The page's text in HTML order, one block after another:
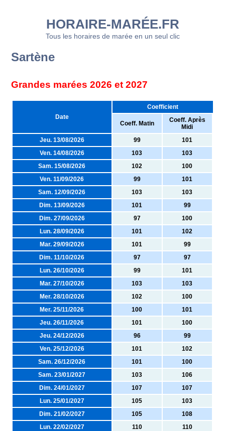
HORAIRE-MARÉE.FR
Tous les horaires de marée en un seul clic
Sartène
Grandes marées 2026 et 2027
Date
Coefficient
Coeff. Matin
Coeff. Après
Midi
Jeu. 13/08/2026
99
101
Ven. 14/08/2026
103
103
Sam. 15/08/2026
102
100
Ven. 11/09/2026
99
101
Sam. 12/09/2026
103
103
Dim. 13/09/2026
101
99
Dim. 27/09/2026
97
100
Lun. 28/09/2026
101
102
Mar. 29/09/2026
101
99
Dim. 11/10/2026
97
97
Lun. 26/10/2026
99
101
Mar. 27/10/2026
103
103
Mer. 28/10/2026
102
100
Mer. 25/11/2026
100
101
Jeu. 26/11/2026
101
100
Jeu. 24/12/2026
96
99
Ven. 25/12/2026
101
102
Sam. 26/12/2026
101
100
Sam. 23/01/2027
103
106
Dim. 24/01/2027
107
107
Lun. 25/01/2027
105
103
Dim. 21/02/2027
105
108
Lun. 22/02/2027
110
110